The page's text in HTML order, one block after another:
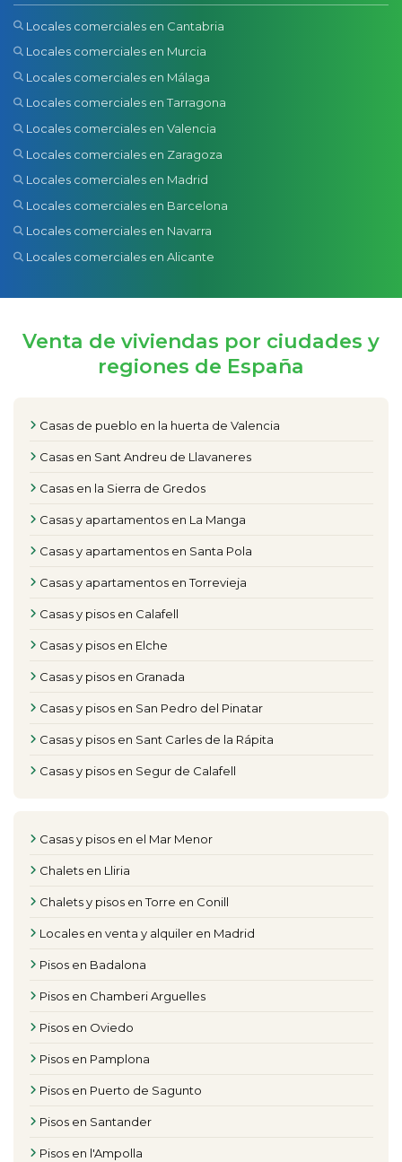
Locales comerciales en Cantabria
Locales comerciales en Murcia
Locales comerciales en Málaga
Locales comerciales en Tarragona
Locales comerciales en Valencia
Locales comerciales en Zaragoza
Locales comerciales en Madrid
Locales comerciales en Barcelona
Locales comerciales en Navarra
Locales comerciales en Alicante
Venta de viviendas por ciudades y
regiones de España
Casas de pueblo en la huerta de Valencia
Casas en Sant Andreu de Llavaneres
Casas en la Sierra de Gredos
Casas y apartamentos en La Manga
Casas y apartamentos en Santa Pola
Casas y apartamentos en Torrevieja
Casas y pisos en Calafell
Casas y pisos en Elche
Casas y pisos en Granada
Casas y pisos en San Pedro del Pinatar
Casas y pisos en Sant Carles de la Rápita
Casas y pisos en Segur de Calafell
Casas y pisos en el Mar Menor
Chalets en Lliria
Chalets y pisos en Torre en Conill
Locales en venta y alquiler en Madrid
Pisos en Badalona
Pisos en Chamberi Arguelles
Pisos en Oviedo
Pisos en Pamplona
Pisos en Puerto de Sagunto
Pisos en Santander
Pisos en l'Ampolla